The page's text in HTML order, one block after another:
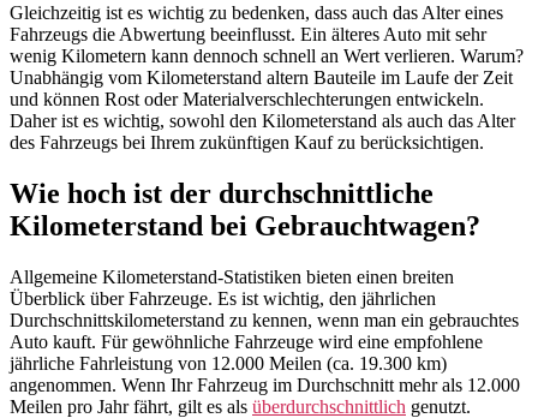
Gleichzeitig ist es wichtig zu bedenken, dass auch das Alter eines
Fahrzeugs die Abwertung beeinflusst. Ein älteres Auto mit sehr
wenig Kilometern kann dennoch schnell an Wert verlieren. Warum?
Unabhängig vom Kilometerstand altern Bauteile im Laufe der Zeit
und können Rost oder Materialverschlechterungen entwickeln.
Daher ist es wichtig, sowohl den Kilometerstand als auch das Alter
des Fahrzeugs bei Ihrem zukünftigen Kauf zu berücksichtigen.
Wie hoch ist der durchschnittliche
Kilometerstand bei Gebrauchtwagen?
Allgemeine Kilometerstand-Statistiken bieten einen breiten
Überblick über Fahrzeuge. Es ist wichtig, den jährlichen
Durchschnittskilometerstand zu kennen, wenn man ein gebrauchtes
Auto kauft. Für gewöhnliche Fahrzeuge wird eine empfohlene
jährliche Fahrleistung von 12.000 Meilen (ca. 19.300 km)
angenommen. Wenn Ihr Fahrzeug im Durchschnitt mehr als 12.000
Meilen pro Jahr fährt, gilt es als überdurchschnittlich genutzt.